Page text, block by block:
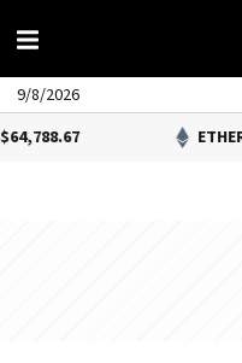
9/8/2026
ETHEREUM
0.76%